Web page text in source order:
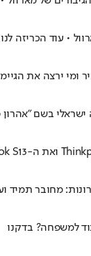
• עוד הכריזה
בשם "אהרון